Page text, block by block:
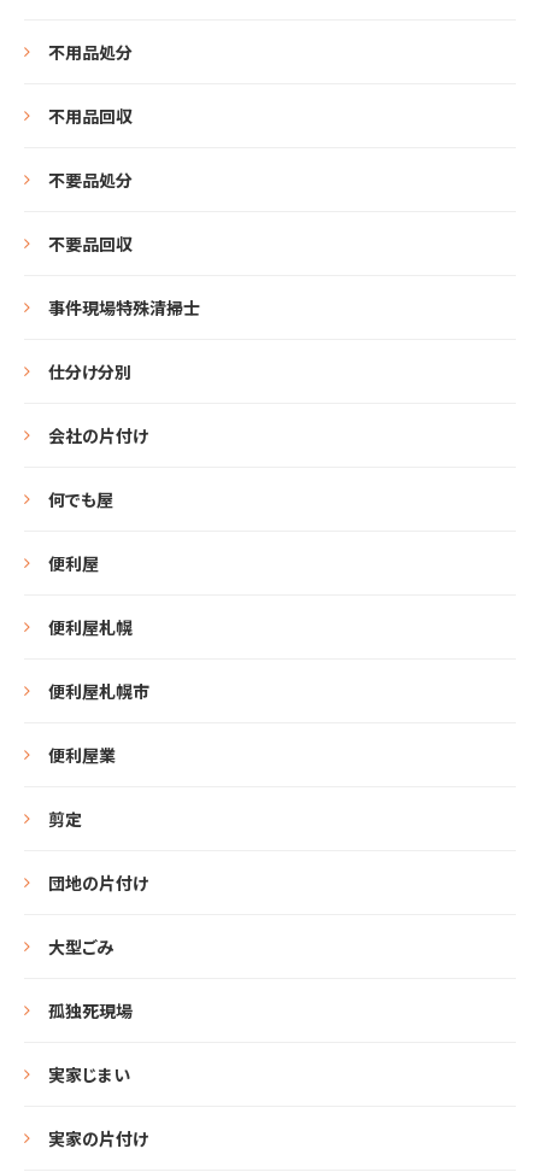
不用品処分
不用品回収
不要品処分
不要品回収
事件現場特殊清掃士
仕分け分別
会社の片付け
何でも屋
便利屋
便利屋札幌
便利屋札幌市
便利屋業
剪定
団地の片付け
大型ごみ
孤独死現場
実家じまい
実家の片付け